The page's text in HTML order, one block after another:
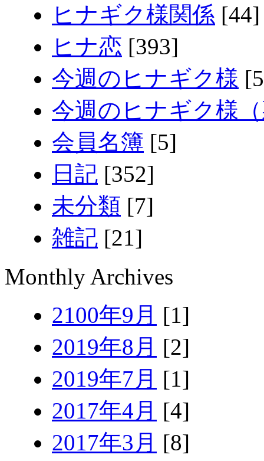
ヒナギク様関係 [44]
ヒナ恋 [393]
今週のヒナギク様
今週のヒナギク様
会員名簿 [5]
日記 [352]
未分類 [7]
雑記 [21]
Monthly Archives
2100年9月 [1]
2019年8月 [2]
2019年7月 [1]
2017年4月 [4]
2017年3月 [8]